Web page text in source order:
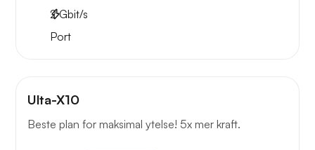
2Gbit/s
Port
Ulta-X10
Beste plan for maksimal ytelse! 5x mer kraft.